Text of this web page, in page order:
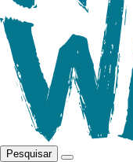
Pesquisar